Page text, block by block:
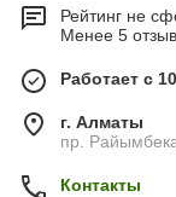
Рейтинг не
Менее 5
Работает с
г. Алматы
пр.
Контакты